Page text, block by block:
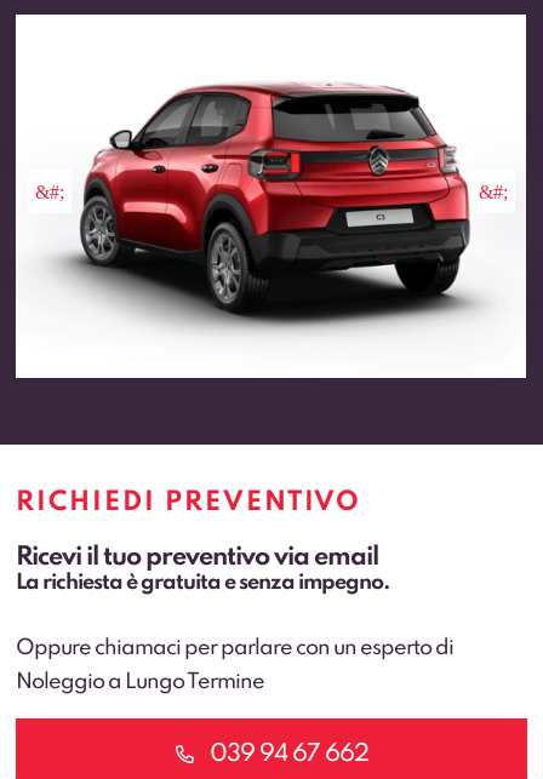
RICHIEDI PREVENTIVO
Ricevi il tuo preventivo via email
La richiesta è gratuita e senza impegno.
Oppure chiamaci per parlare con un esperto di
Noleggio a Lungo Termine
039 94 67 662